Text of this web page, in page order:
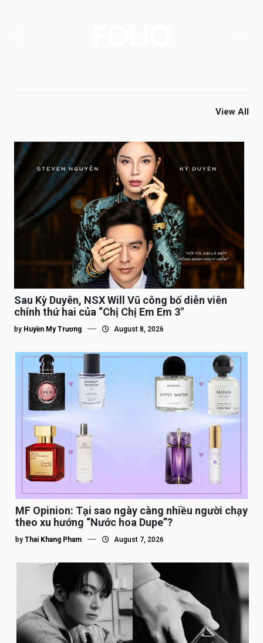
View All
Sau Kỳ Duyên, NSX Will Vũ công bố diễn viên
chính thứ hai của “Chị Chị Em Em 3″
by Huyền My Trương August 8, 2026
MF Opinion: Tại sao ngày càng nhiều người chạy
theo xu hướng “Nước hoa Dupe”?
by Thai Khang Pham August 7, 2026